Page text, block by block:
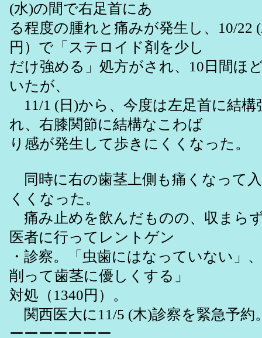
(水)の間で右足首にあ
る程度の腫れと痛みが発生し、10/22
円）で「ステロイド剤を少し
だけ強める」処方がされ、10日間ほ
いたが、
11/1 (日)から、今度は左足首に結構
れ、右膝関節に結構なこわば
り感が発生して歩きにくくなった。
同時に右の歯茎上側も痛くなって
くくなった。
痛み止めを飲んだものの、収まら
医者に行ってレントゲン
・診察。「虫歯にはなっていない」
削って歯茎に優しくする」
対処（1340円）。
関西医大に11/5 (木)診察を緊急予約
ーーーーーーー